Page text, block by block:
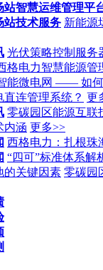
站智慧运维管理平
站技术服务 新能源
光伏策略控制服务
格电力智慧能源
能微电网 —— 如何
直连管理系统？ 更
零碳园区能源互联
内涵 更多>>
西格电力：扎根珠
“四可”标准体系解
的关键因素 零碳园